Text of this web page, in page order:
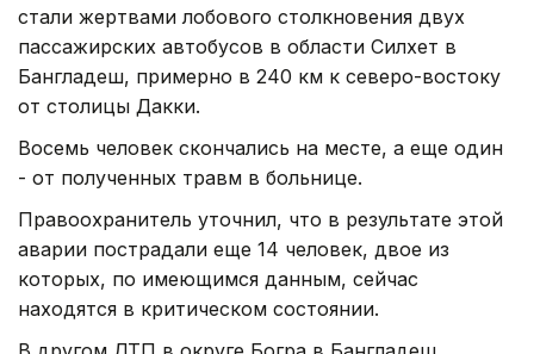
стали жертвами лобового столкновения двух
пассажирских автобусов в области Силхет в
Бангладеш, примерно в 240 км к северо-востоку
от столицы Дакки.
Восемь человек скончались на месте, а еще один
- от полученных травм в больнице.
Правоохранитель уточнил, что в результате этой
аварии пострадали еще 14 человек, двое из
которых, по имеющимся данным, сейчас
находятся в критическом состоянии.